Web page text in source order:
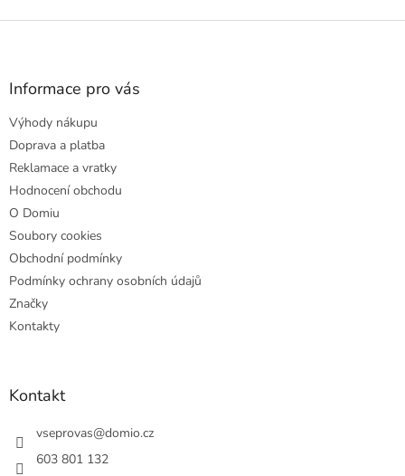
Z
Informace pro vás
Výhody nákupu
Doprava a platba
Reklamace a vratky
Hodnocení obchodu
O Domiu
Soubory cookies
Obchodní podmínky
Podmínky ochrany osobních údajů
Značky
Kontakty
Kontakt
vseprovas@domio.cz
603 801 132